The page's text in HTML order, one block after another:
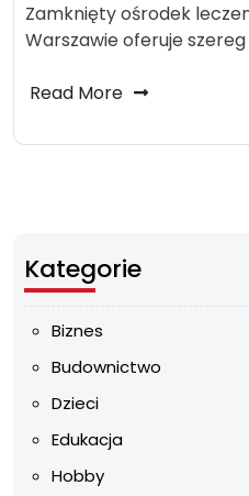
Zamknięty ośrodek
Warszawie oferuje
Read More
Kategorie
Biznes
Budownictwo
Dzieci
Edukacja
Hobby